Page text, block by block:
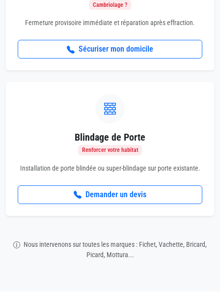
Cambriolage ?
Fermeture provisoire immédiate et réparation après effraction.
Sécuriser mon domicile
Blindage de Porte
Renforcer votre habitat
Installation de porte blindée ou super-blindage sur porte existante.
Demander un devis
Nous intervenons sur toutes les marques : Fichet, Vachette, Bricard,
Picard, Mottura...